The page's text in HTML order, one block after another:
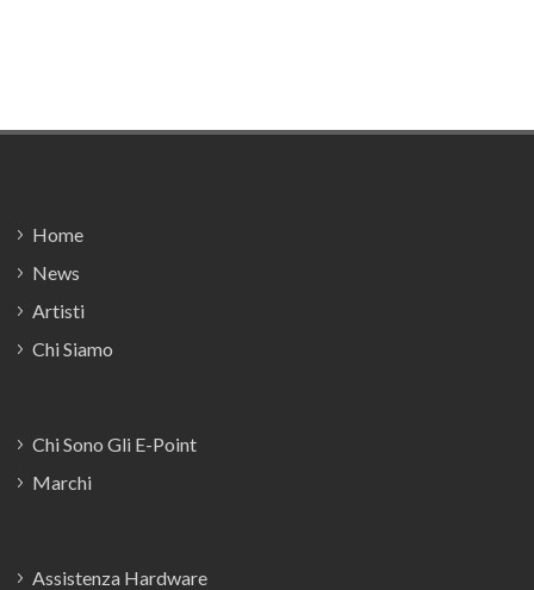
Home
News
Artisti
Chi Siamo
Chi Sono Gli E-Point
Marchi
Assistenza Hardware